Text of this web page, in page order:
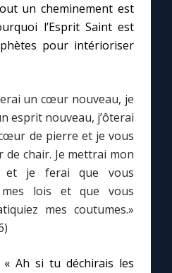
un cheminement est
l’Esprit Saint est
pour intérioriser
un cœur nouveau, je
esprit nouveau, j’ôterai
de pierre et je vous
chair. Je mettrai mon
et je ferai que vous
mes lois et que vous
mes coutumes.»
« Ah si tu déchirais les